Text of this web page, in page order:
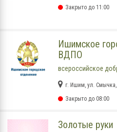
Закрыто до 11:00
Ишимское
ВДПО
всероссийское
г. Ишим, ул. Смычка,
Закрыто до 08:00
Золотые руки